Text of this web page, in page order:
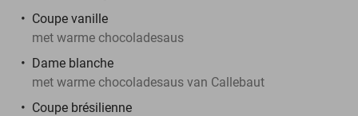
Coupe vanille
met warme chocoladesaus
Dame blanche
met warme chocoladesaus van Callebaut
Coupe brésilienne